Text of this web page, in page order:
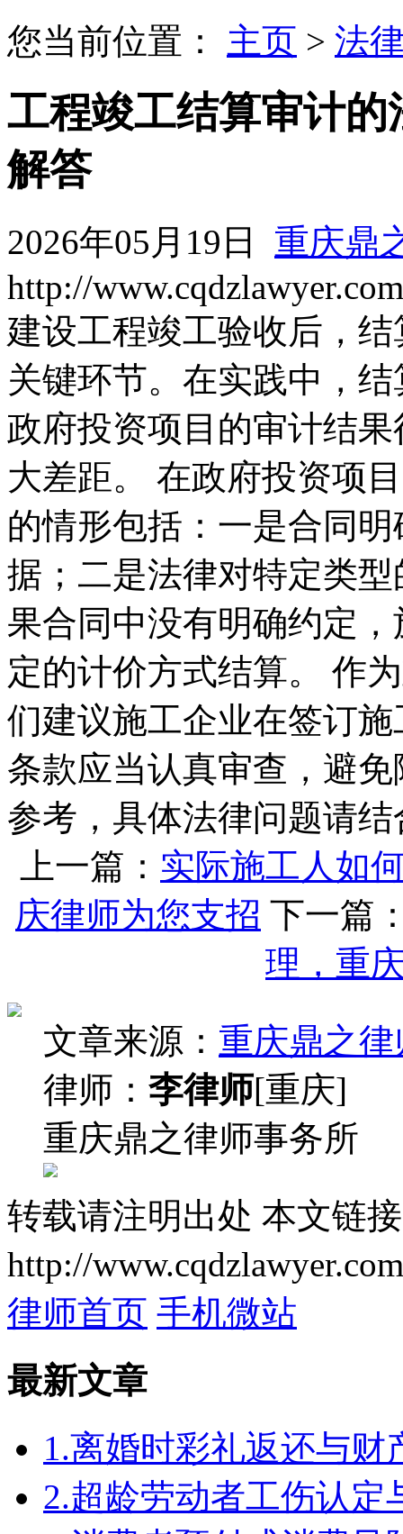
您当前位置： 主页 > 法
工程竣工结算审计
解答
2026年05月19日 重庆鼎
http://www.cqdzlawyer.com
建设工程竣工验收后，
关键环节。在实践中，
政府投资项目的审计结
大差距。 在政府投资项
的情形包括：一是合同
据；二是法律对特定类
果合同中没有明确约定
定的计价方式结算。 作
们建议施工企业在签订
条款应当认真审查，避
参考，具体法律问题请
上一篇： 实际施工人如
庆律师为您支招 下一篇
理，重
文章来源： 重庆鼎之
律师： 李律师[重庆]
重庆鼎之律师事务所
转载请注明出处 本文链
http://
律师首页 手机微站
最新文章
1.离婚时彩礼返还与财
2.超龄劳动者工伤认定